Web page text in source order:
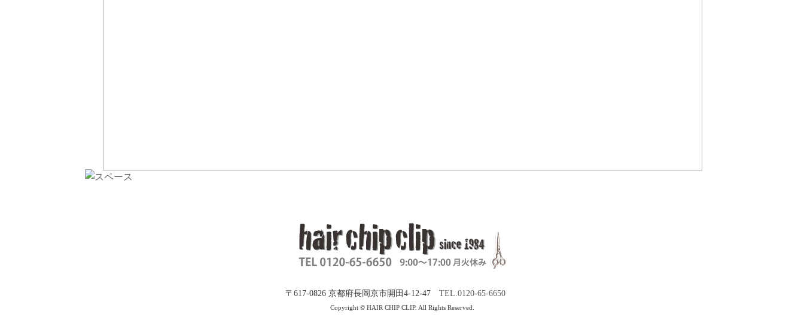
〒617-0826 京都府長岡京市開田4-12-47 TEL.0120-65-6650
Copyright © HAIR CHIP CLIP. All Rights Reserved.